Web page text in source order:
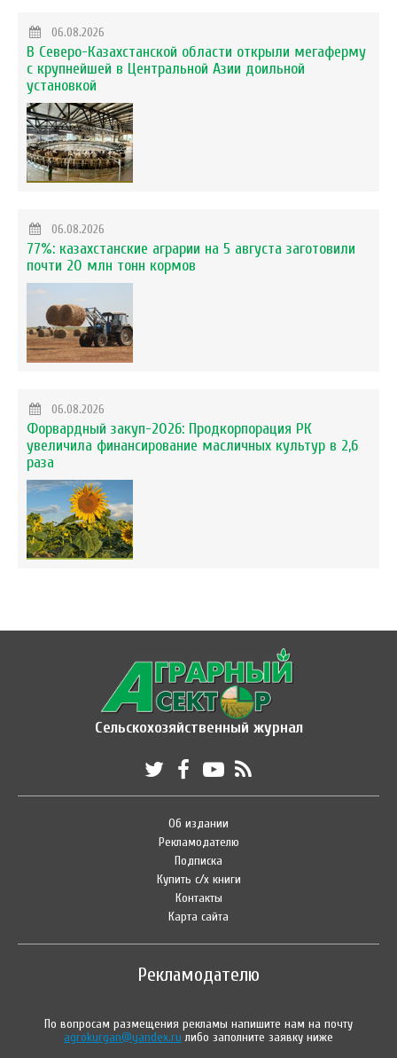
06.08.2026
В Северо-Казахстанской области открыли мегаферму
с крупнейшей в Центральной Азии доильной
установкой
06.08.2026
77%: казахстанские аграрии на 5 августа заготовили
почти 20 млн тонн кормов
06.08.2026
Форвардный закуп-2026: Продкорпорация РК
увеличила финансирование масличных культур в 2,6
раза
Сельскохозяйственный журнал
Об издании
Рекламодателю
Подписка
Купить с/х книги
Контакты
Карта сайта
Рекламодателю
По вопросам размещения рекламы напишите нам на почту
agrokurgan@yandex.ru либо заполните заявку ниже